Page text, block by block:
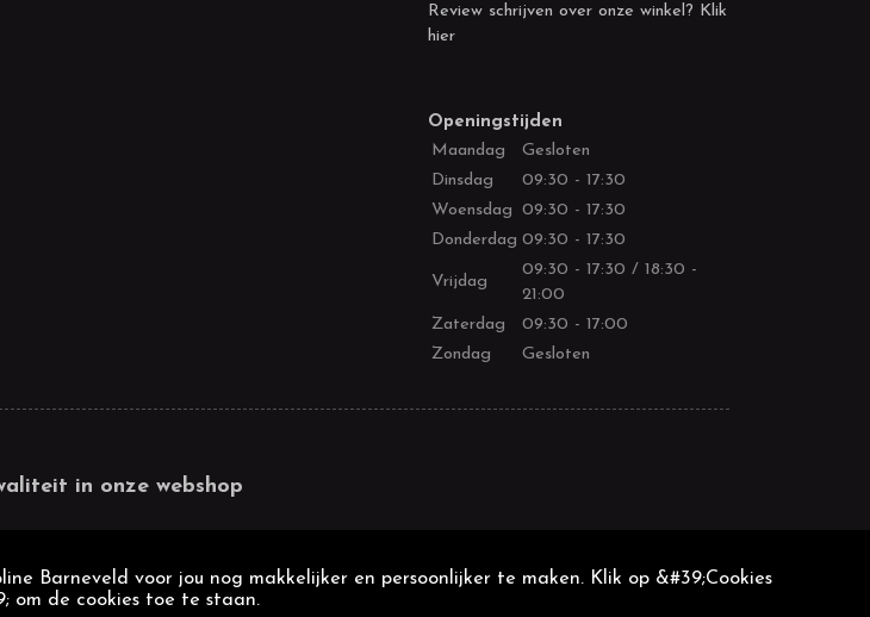
Review schrijven over onze winkel? Klik
hier
Openingstijden
Maandag
Gesloten
Dinsdag
09:30 - 17:30
Woensdag 09:30 - 17:30
Donderdag 09:30 - 17:30
Vrijdag
09:30 - 17:30 / 18:30 -
21:00
Zaterdag
09:30 - 17:00
Zondag
Gesloten
in onze webshop
Barneveld voor jou nog makkelijker en persoonlijker te maken. Klik op &#39;Cookies
om de cookies toe te staan.